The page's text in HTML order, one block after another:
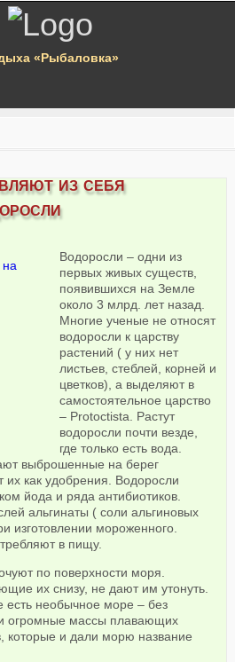
«Рыбаловка»
из себя
Водоросли – одни из
первых живых существ,
появившихся на Земле
около 3 млрд. лет назад.
Многие ученые не относят
водоросли к царству
растений ( у них нет
листьев, стеблей, корней и
цветков), а выделяют в
самостоятельное царство
– Protoctista. Растут
водоросли почти везде,
где только есть вода.
выброшенные на берег
их как удобрения. Водоросли
йода и ряда антибиотиков.
альгинаты ( соли альгиновых
изготовлении мороженного.
в пищу.
по поверхности моря.
их снизу, не дают им утонуть.
есть необычное море – без
огромные массы плавающих
которые и дали морю название